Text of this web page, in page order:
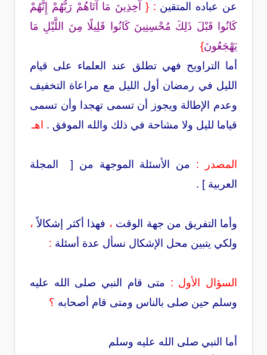
عن عباده
المتقين : {
آخِذِينَ مَا آتَاهُمْ رَبُّهُمْ إِنَّهُمْ
كَانُوا قَبْلَ ذَلِكَ مُحْسِنِينَ كَانُوا قَلِيلًا مِنَ اللَّيْلِ مَا
يَهْجَعُونَ}
أما التراويح فهي تطلق عند العلماء على قيام
الليل في رمضان أول الليل مع مراعاة التخفيف
وعدم
الإطالة ويجوز أن تسمى تهجدا وأن تسمى
قياما لليل ولا مشاحة في ذلك والله الموفق . اهـ
المصدر : من الأسئلة الموجهة من [ المجلة
العربية ] .
وأما التفريق من جهة الوقت ، فهذا أكثر إشكالاً ،
ولكي يتبين محل الإشكال نسأل عدة أسئلة :
السؤال الأول : متى قام النبي صلى الله عليه
وسلم حين صلى بالناس ومتى قام أصحابه ؟
أما النبي صلى الله عليه وسلم